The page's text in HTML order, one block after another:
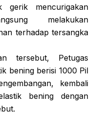
gerik mencurigakan
melakukan
terhadap tersangka
tersebut, Petugas
bening berisi 1000 Pil
kembali
bening dengan